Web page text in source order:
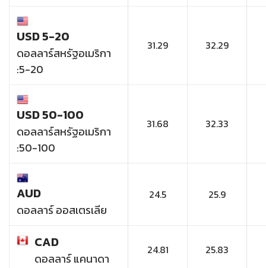
USD 5-20
ดอลลาร์สหรัฐอเมริกา
:5-20
31.29 32.29
USD 50-100
ดอลลาร์สหรัฐอเมริกา
:50-100
31.68 32.33
AUD
ดอลลาร์ ออสเตรเลีย
24.5 25.9
CAD
ดอลลาร์ แคนาดา
24.81 25.83